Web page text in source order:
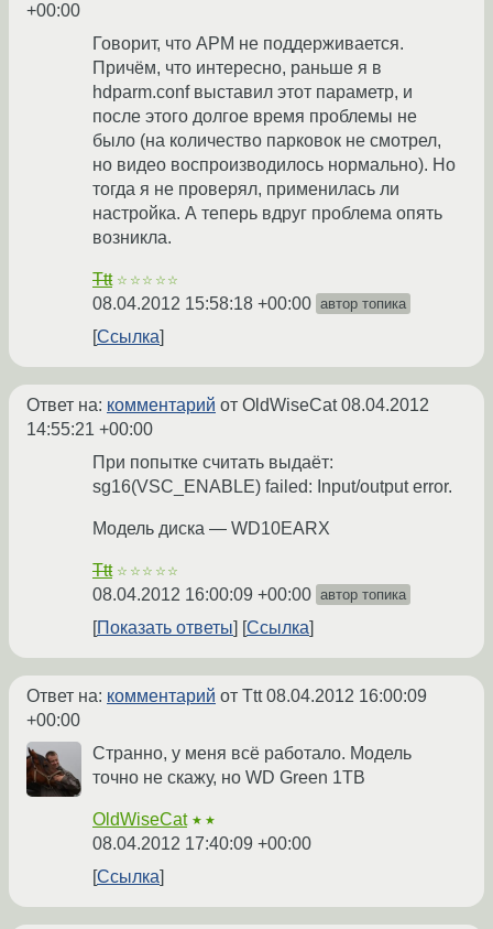
+00:00
Говорит, что APM не поддерживается.
Причём, что интересно, раньше я в
hdparm.conf выставил этот параметр, и
после этого долгое время проблемы не
было (на количество парковок не смотрел,
но видео воспроизводилось нормально). Но
тогда я не проверял, применилась ли
настройка. А теперь вдруг проблема опять
возникла.
Ttt ☆☆☆☆☆
08.04.2012 15:58:18 +00:00 автор топика
Ссылка
Ответ на: комментарий от OldWiseCat08.04.2012
14:55:21 +00:00
При попытке считать выдаёт:
sg16(VSC_ENABLE) failed: Input/output error.
Модель диска — WD10EARX
Ttt ☆☆☆☆☆
08.04.2012 16:00:09 +00:00 автор топика
Показать ответы Ссылка
Ответ на: комментарий от Ttt08.04.2012 16:00:09
+00:00
Странно, у меня всё работало. Модель
точно не скажу, но WD Green 1TB
OldWiseCat ★★
08.04.2012 17:40:09 +00:00
Ссылка